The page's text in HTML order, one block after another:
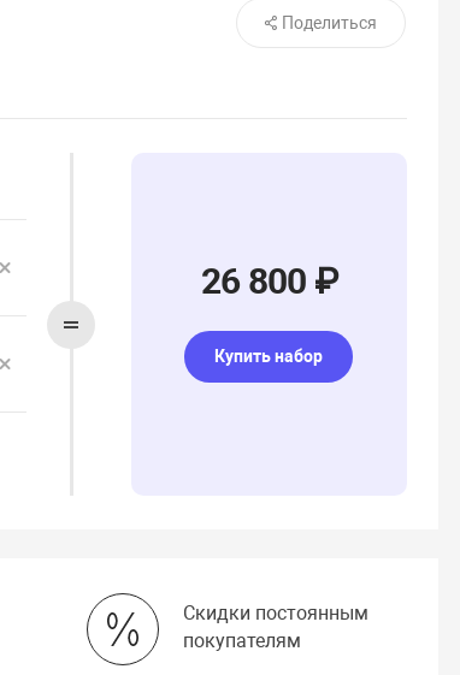
Поделиться
26 800 ₽
Купить набор
Скидки постоянным
покупателям